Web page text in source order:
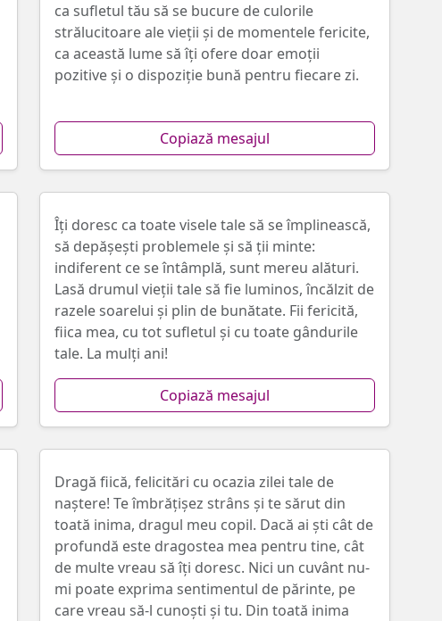
ca sufletul tău să se bucure de culorile
strălucitoare ale vieții și de momentele fericite,
ca această lume să îți ofere doar emoții
pozitive și o dispoziție bună pentru fiecare zi.
Copiază mesajul
Îți doresc ca toate visele tale să se împlinească,
să depășești problemele și să ții minte:
indiferent ce se întâmplă, sunt mereu alături.
Lasă drumul vieții tale să fie luminos, încălzit de
razele soarelui și plin de bunătate. Fii fericită,
fiica mea, cu tot sufletul și cu toate gândurile
tale. La mulți ani!
Copiază mesajul
Dragă fiică, felicitări cu ocazia zilei tale de
naștere! Te îmbrățișez strâns și te sărut din
toată inima, dragul meu copil. Dacă ai ști cât de
profundă este dragostea mea pentru tine, cât
de multe vreau să îți doresc. Nici un cuvânt nu-
mi poate exprima sentimentul de părinte, pe
care vreau să-l cunoști și tu. Din toată inima